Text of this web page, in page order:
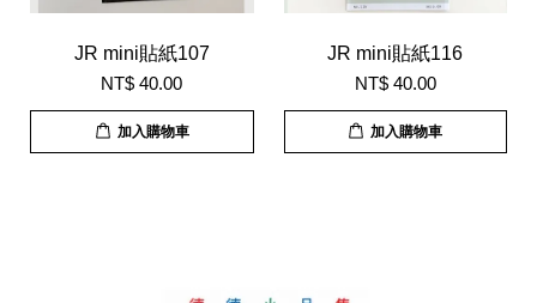
JR mini貼紙107
NT$ 40.00
加入購物車
JR mini貼紙116
NT$ 40.00
加入購物車